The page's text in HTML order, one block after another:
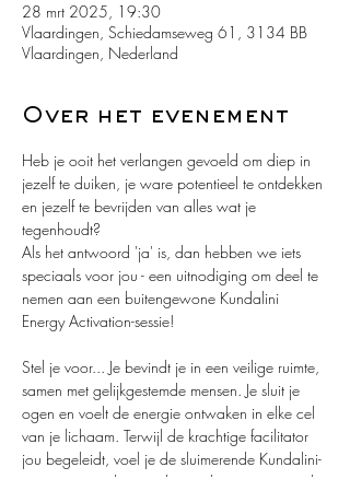
28 mrt 2025, 19:30
Vlaardingen, Schiedamseweg 61, 3134 BB
Vlaardingen, Nederland
Over het evenement
Heb je ooit het verlangen gevoeld om diep in
jezelf te duiken, je ware potentieel te ontdekken
en jezelf te bevrijden van alles wat je
tegenhoudt?
Als het antwoord 'ja' is, dan hebben we iets
speciaals voor jou - een uitnodiging om deel te
nemen aan een buitengewone Kundalini
Energy Activation-sessie!
Stel je voor... Je bevindt je in een veilige ruimte,
samen met gelijkgestemde mensen. Je sluit je
ogen en voelt de energie ontwaken in elke cel
van je lichaam. Terwijl de krachtige facilitator
jou begeleidt, voel je de sluimerende Kundalini-